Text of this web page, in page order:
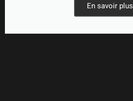
En savoir plus